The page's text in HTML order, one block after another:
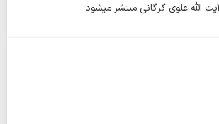
الله علوی گرگانی منتشر میشود